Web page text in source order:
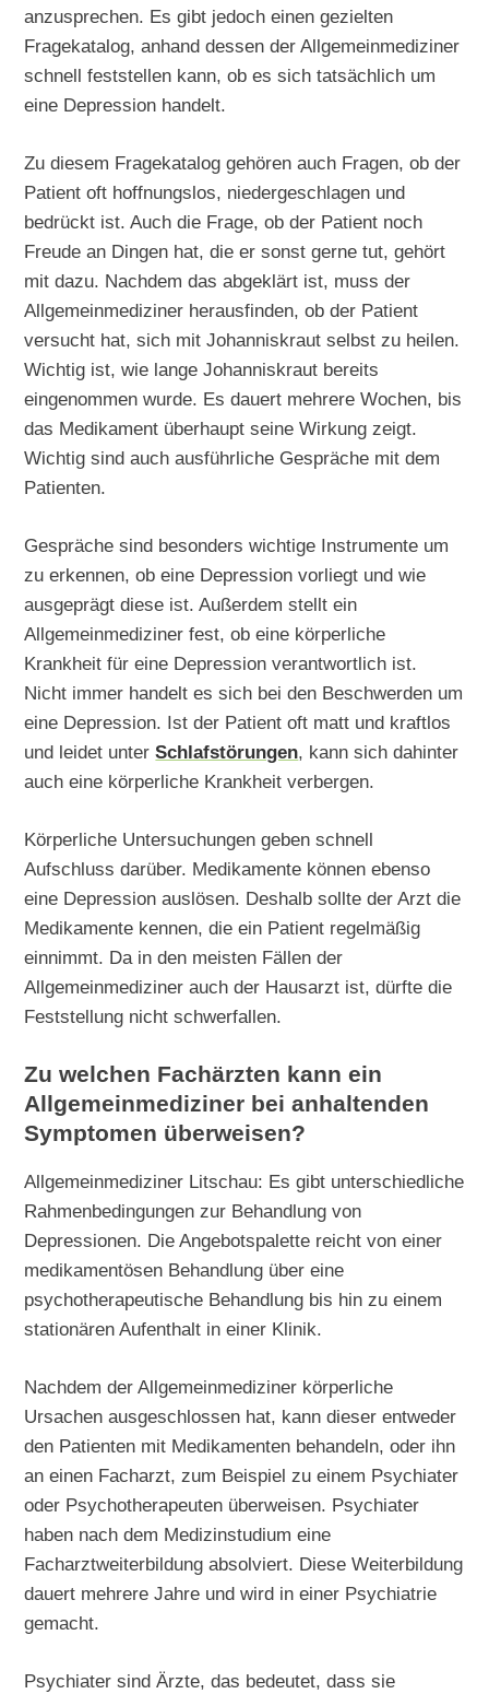
anzusprechen. Es gibt jedoch einen gezielten
Fragekatalog, anhand dessen der Allgemeinmediziner
schnell feststellen kann, ob es sich tatsächlich um
eine Depression handelt.
Zu diesem Fragekatalog gehören auch Fragen, ob der
Patient oft hoffnungslos, niedergeschlagen und
bedrückt ist. Auch die Frage, ob der Patient noch
Freude an Dingen hat, die er sonst gerne tut, gehört
mit dazu. Nachdem das abgeklärt ist, muss der
Allgemeinmediziner herausfinden, ob der Patient
versucht hat, sich mit Johanniskraut selbst zu heilen.
Wichtig ist, wie lange Johanniskraut bereits
eingenommen wurde. Es dauert mehrere Wochen, bis
das Medikament überhaupt seine Wirkung zeigt.
Wichtig sind auch ausführliche Gespräche mit dem
Patienten.
Gespräche sind besonders wichtige Instrumente um
zu erkennen, ob eine Depression vorliegt und wie
ausgeprägt diese ist. Außerdem stellt ein
Allgemeinmediziner fest, ob eine körperliche
Krankheit für eine Depression verantwortlich ist.
Nicht immer handelt es sich bei den Beschwerden um
eine Depression. Ist der Patient oft matt und kraftlos
und leidet unterSchlafstörungen, kann sich dahinter
auch eine körperliche Krankheit verbergen.
Körperliche Untersuchungen geben schnell
Aufschluss darüber. Medikamente können ebenso
eine Depression auslösen. Deshalb sollte der Arzt die
Medikamente kennen, die ein Patient regelmäßig
einnimmt. Da in den meisten Fällen der
Allgemeinmediziner auch der Hausarzt ist, dürfte die
Feststellung nicht schwerfallen.
Zu welchen Fachärzten kann ein
Allgemeinmediziner bei anhaltenden
Symptomen überweisen?
Allgemeinmediziner Litschau: Es gibt unterschiedliche
Rahmenbedingungen zur Behandlung von
Depressionen. Die Angebotspalette reicht von einer
medikamentösen Behandlung über eine
psychotherapeutische Behandlung bis hin zu einem
stationären Aufenthalt in einer Klinik.
Nachdem der Allgemeinmediziner körperliche
Ursachen ausgeschlossen hat, kann dieser entweder
den Patienten mit Medikamenten behandeln, oder ihn
an einen Facharzt, zum Beispiel zu einem Psychiater
oder Psychotherapeuten überweisen. Psychiater
haben nach dem Medizinstudium eine
Facharztweiterbildung absolviert. Diese Weiterbildung
dauert mehrere Jahre und wird in einer Psychiatrie
gemacht.
Psychiater sind Ärzte, das bedeutet, dass sie